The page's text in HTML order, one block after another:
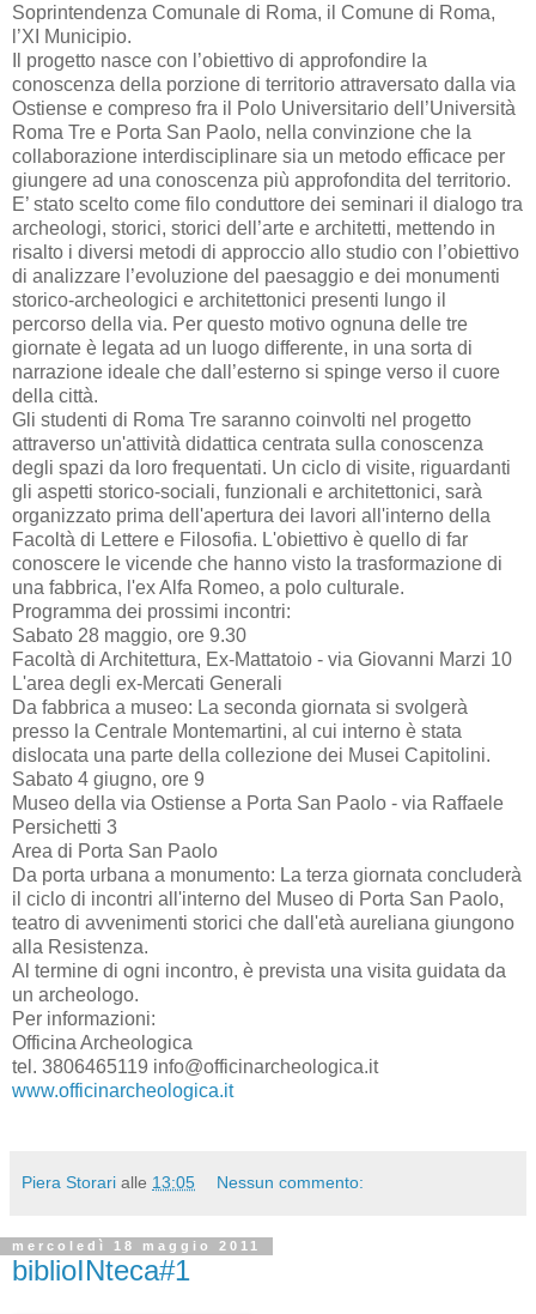
Soprintendenza Comunale di Roma, il Comune di Roma,
l’XI Municipio.
Il progetto nasce con l’obiettivo di approfondire la
conoscenza della porzione di territorio attraversato dalla via
Ostiense e compreso fra il Polo Universitario dell’Università
Roma Tre e Porta San Paolo, nella convinzione che la
collaborazione interdisciplinare sia un metodo efficace per
giungere ad una conoscenza più approfondita del territorio.
E’ stato scelto come filo conduttore dei seminari il dialogo tra
archeologi, storici, storici dell’arte e architetti, mettendo in
risalto i diversi metodi di approccio allo studio con l’obiettivo
di analizzare l’evoluzione del paesaggio e dei monumenti
storico-archeologici e architettonici presenti lungo il
percorso della via. Per questo motivo ognuna delle tre
giornate è legata ad un luogo differente, in una sorta di
narrazione ideale che dall’esterno si spinge verso il cuore
della città.
Gli studenti di Roma Tre saranno coinvolti nel progetto
attraverso un'attività didattica centrata sulla conoscenza
degli spazi da loro frequentati. Un ciclo di visite, riguardanti
gli aspetti storico-sociali, funzionali e architettonici, sarà
organizzato prima dell'apertura dei lavori all'interno della
Facoltà di Lettere e Filosofia. L'obiettivo è quello di far
conoscere le vicende che hanno visto la trasformazione di
una fabbrica, l'ex Alfa Romeo, a polo culturale.
Programma dei prossimi incontri:
Sabato 28 maggio, ore 9.30
Facoltà di Architettura, Ex-Mattatoio - via Giovanni Marzi 10
L'area degli ex-Mercati Generali
Da fabbrica a museo: La seconda giornata si svolgerà
presso la Centrale Montemartini, al cui interno è stata
dislocata una parte della collezione dei Musei Capitolini.
Sabato 4 giugno, ore 9
Museo della via Ostiense a Porta San Paolo - via Raffaele
Persichetti 3
Area di Porta San Paolo
Da porta urbana a monumento: La terza giornata concluderà
il ciclo di incontri all'interno del Museo di Porta San Paolo,
teatro di avvenimenti storici che dall'età aureliana giungono
alla Resistenza.
Al termine di ogni incontro, è prevista una visita guidata da
un archeologo.
Per informazioni:
Officina Archeologica
tel. 3806465119 info@officinarcheologica.it
www.officinarcheologica.it
Piera Storari alle 13:05 Nessun commento:
mercoledì 18 maggio 2011
biblioINteca#1